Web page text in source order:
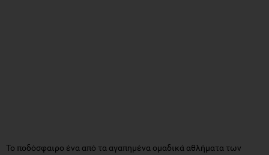
Το ποδόσφαιρο ένα από τα αγαπημένα ομαδικά αθλήματα των